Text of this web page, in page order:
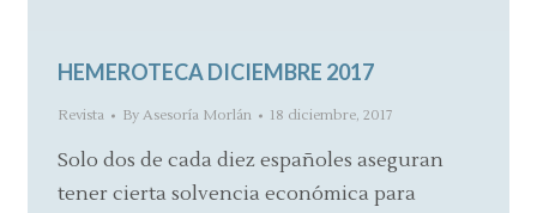
HEMEROTECA DICIEMBRE 2017
Revista By Asesoría Morlán 18 diciembre, 2017
Solo dos de cada diez españoles aseguran
tener cierta solvencia económica para